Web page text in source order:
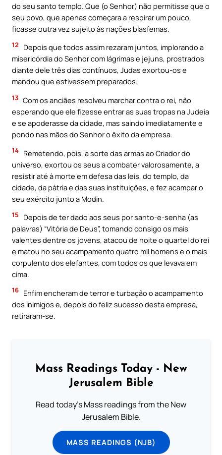
do seu santo templo. Que (o Senhor) não permitisse que o
seu povo, que apenas começara a respirar um pouco,
ficasse outra vez sujeito às nações blasfemas.
12
Depois que todos assim rezaram juntos, implorando a
misericórdia do Senhor com lágrimas e jejuns, prostrados
diante dele três dias contínuos, Judas exortou-os e
mandou que estivessem preparados.
13 Com os anciães resolveu marchar contra o rei, não
esperando que ele fizesse entrar as suas tropas na Judeia
e se apoderasse da cidade, mas saindo imediatamente e
pondo nas mãos do Senhor o êxito da empresa.
14 Remetendo, pois, a sorte das armas ao Criador do
universo, exortou os seus a combater valorosamente, a
resistir até à morte em defesa das leis, do templo, da
cidade, da pátria e das suas instituições, e fez acampar o
seu exército junto a Modin.
15
Depois de ter dado aos seus por santo-e-senha (as
palavras) “Vitória de Deus”, tomando consigo os mais
valentes dentre os jovens, atacou de noite o quartel do rei
e matou no seu acampamento quatro mil homens e o mais
corpulento dos elefantes, com todos os que levava em
cima.
16 Enfim encheram de terror e turbação o acampamento
dos inimigos e, depois do feliz sucesso desta empresa,
retiraram-se.
Mass Readings Today - New
Jerusalem Bible
Read today's Mass readings from the New
Jerusalem Bible.
MASS READINGS (NJB)